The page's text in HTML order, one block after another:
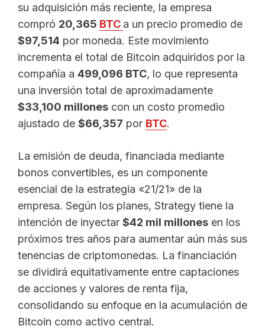
su adquisición más reciente, la empresa
compró 20,365 BTC a un precio promedio de
$97,514 por moneda. Este movimiento
incrementa el total de Bitcoin adquiridos por la
compañía a 499,096 BTC, lo que representa
una inversión total de aproximadamente
$33,100 millones con un costo promedio
ajustado de $66,357 por BTC.
La emisión de deuda, financiada mediante
bonos convertibles, es un componente
esencial de la estrategia «21/21» de la
empresa. Según los planes, Strategy tiene la
intención de inyectar $42 mil millones en los
próximos tres años para aumentar aún más sus
tenencias de criptomonedas. La financiación
se dividirá equitativamente entre captaciones
de acciones y valores de renta fija,
consolidando su enfoque en la acumulación de
Bitcoin como activo central.